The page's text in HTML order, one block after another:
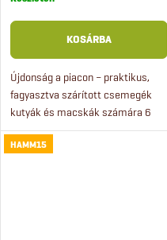
KOSÁRBA
Újdonság a piacon – praktikus,
fagyasztva szárított csemegék
kutyák és macskák számára 6
különböző ízesítésben. A csemege
100%-ban természetes eredetű,
HAMM15